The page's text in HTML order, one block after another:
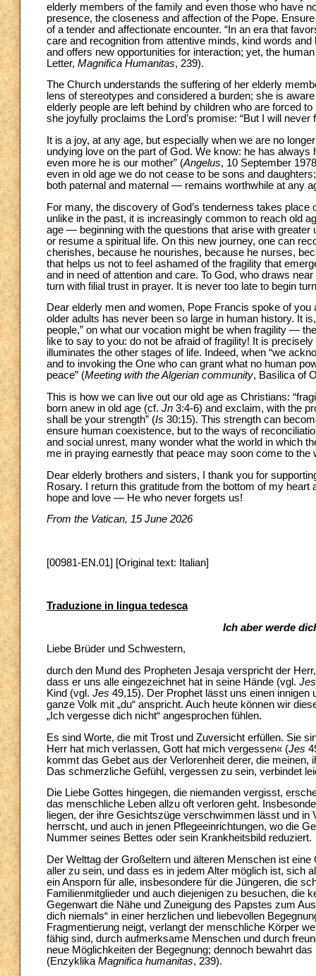
elderly members of the family and even those who have
presence, the closeness and affection of the Pope.
of a tender and affectionate encounter. “In an era that
care and recognition from attentive minds, kind words
and offers new opportunities for interaction; yet, the
Letter, Magnifica Humanitas, 239).
The Church understands the suffering of her elderly
lens of stereotypes and considered a burden; she is
elderly people are left behind by children who are forced
she joyfully proclaims the Lord’s promise: “But I will never
It is a joy, at any age, but especially when we are no
undying love on the part of God. We know: he has
even more he is our mother” (Angelus, 10 September
even in old age we do not cease to be sons and
both paternal and maternal — remains worthwhile at any
For many, the discovery of God’s tenderness takes
unlike in the past, it is increasingly common to reach old
age — beginning with the questions that arise with
or resume a spiritual life. On this new journey, one can
cherishes, because he nourishes, because he nurses,
that helps us not to feel ashamed of the fragility that
and in need of attention and care. To God, who draws
turn with filial trust in prayer. It is never too late to begin
Dear elderly men and women, Pope Francis spoke of you
older adults has never been so large in human history. It
people,” on what our vocation might be when fragility —
like to say to you: do not be afraid of fragility! It is
illuminates the other stages of life. Indeed, when “we
and to invoking the One who can grant what no human
peace” (Meeting with the Algerian community, Basilica of
This is how we can live out our old age as Christians:
born anew in old age (cf. Jn 3:4-6) and exclaim, with the
shall be your strength” (Is 30:15). This strength can
ensure human coexistence, but to the ways of
and social unrest, many wonder what the world in which
me in praying earnestly that peace may soon come to the
Dear elderly brothers and sisters, I thank you for
Rosary. I return this gratitude from the bottom of my
hope and love — He who never forgets us!
From the Vatican, 15 June 2026
[00981-EN.01] [Original text: Italian]
Traduzione in lingua tedesca
Ich aber werde
Liebe Brüder und Schwestern,
durch den Mund des Propheten Jesaja verspricht der
dass er uns alle eingezeichnet hat in seine Hände (vgl. Jes
Kind (vgl. Jes 49,15). Der Prophet lässt uns einen innigen
ganze Volk mit „du“ anspricht. Auch heute können wir
„Ich vergesse dich nicht“ angesprochen fühlen.
Es sind Worte, die mit Trost und Zuversicht erfüllen. Sie
Herr hat mich verlassen, Gott hat mich vergessen« (Jes
kommt das Gebet aus der Verlorenheit derer, die
Das schmerzliche Gefühl, vergessen zu sein, verbindet
Die Liebe Gottes hingegen, die niemanden vergisst,
das menschliche Leben allzu oft verloren geht.
liegen, der ihre Gesichtszüge verschwimmen lässt und
herrscht, und auch in jenen Pflegeeinrichtungen, wo die
Nummer seines Bettes oder sein Krankheitsbild reduziert.
Der Welttag der Großeltern und älteren Menschen ist
aller zu sein, und dass es in jedem Alter möglich ist, sich
ein Ansporn für alle, insbesondere für die Jüngeren, die
Familienmitglieder und auch diejenigen zu besuchen, die
Gegenwart die Nähe und Zuneigung des Papstes zum
dich niemals“ in einer herzlichen und liebevollen
Fragmentierung neigt, verlangt der menschliche Körper
fähig sind, durch aufmerksame Menschen und durch
neue Möglichkeiten der Begegnung; dennoch bewahrt
(Enzyklika Magnifica humanitas, 239).